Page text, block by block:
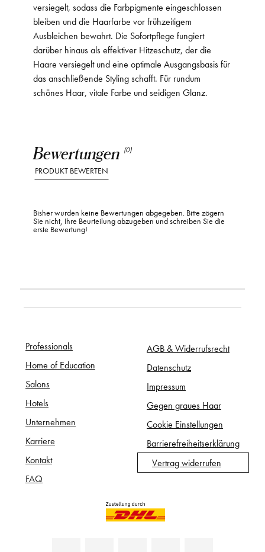
Bewertungen (0)
PRODUKT BEWERTEN
Bisher wurden keine Bewertungen abgegeben. Bitte zögern
Sie nicht, Ihre Beurteilung abzugeben und schreiben Sie die
erste Bewertung!
versiegelt, sodass die Farbpigmente eingeschlossen
bleiben und die Haarfarbe vor frühzeitigem
Ausbleichen bewahrt. Die Sofortpflege fungiert
darüber hinaus als effektiver Hitzeschutz, der die
Haare versiegelt und eine optimale Ausgangsbasis für
das anschließende Styling schafft. Für rundum
schönes Haar, vitale Farbe und seidigen Glanz.
Professionals
Home of Education
Salons
Hotels
Unternehmen
Karriere
Kontakt
FAQ
AGB & Widerrufsrecht
Datenschutz
Impressum
Gegen graues Haar
Cookie Einstellungen
Barrierefreiheitserklärung
Vertrag widerrufen